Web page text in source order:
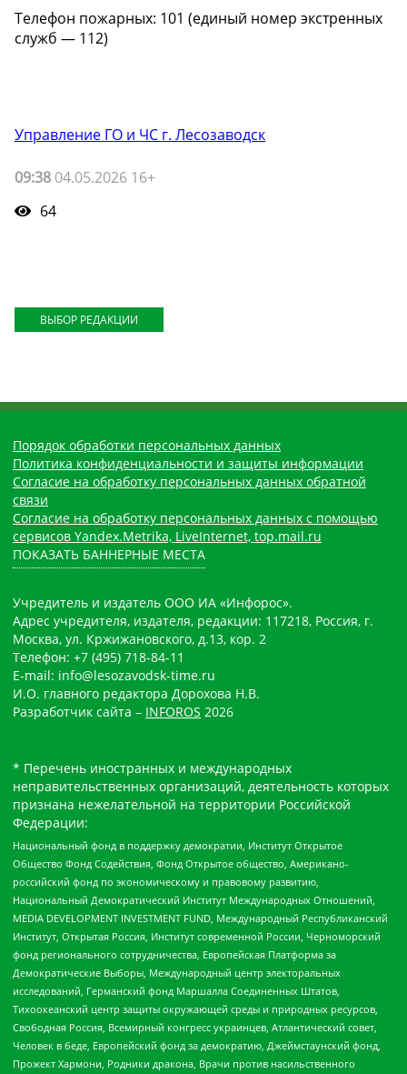
️Телефон пожарных: 101 (единый номер экстренных
служб — 112)
Управление ГО и ЧС г. Лесозаводск
09:38 04.05.2026 16+
64
ВЫБОР РЕДАКЦИИ
Порядок обработки персональных данных
Политика конфиденциальности и защиты информации
Согласие на обработку персональных данных обратной
связи
Согласие на обработку персональных данных с помощью
сервисов Yandex.Metrika, LiveInternet, top.mail.ru
ПОКАЗАТЬ БАННЕРНЫЕ МЕСТА
Учредитель и издатель ООО ИА «Инфорос».
Адрес учредителя, издателя, редакции: 117218, Россия, г.
Москва, ул. Кржижановского, д.13, кор. 2
Телефон: +7 (495) 718-84-11
E-mail: info@lesozavodsk-time.ru
И.О. главного редактора Дорохова Н.В.
Разработчик сайта – INFOROS 2026
* Перечень иностранных и международных
неправительственных организаций, деятельность которых
признана нежелательной на территории Российской
Федерации:
Национальный фонд в поддержку демократии, Институт Открытое
Общество Фонд Содействия, Фонд Открытое общество, Американо-
российский фонд по экономическому и правовому развитию,
Национальный Демократический Институт Международных Отношений,
MEDIA DEVELOPMENT INVESTMENT FUND, Международный Республиканский
Институт, Открытая Россия, Институт современной России, Черноморский
фонд регионального сотрудничества, Европейская Платформа за
Демократические Выборы, Международный центр электоральных
исследований, Германский фонд Маршалла Соединенных Штатов,
Тихоокеанский центр защиты окружающей среды и природных ресурсов,
Свободная Россия, Всемирный конгресс украинцев, Атлантический совет,
Человек в беде, Европейский фонд за демократию, Джеймстаунский фонд,
Прожект Хармони, Родники дракона, Врачи против насильственного